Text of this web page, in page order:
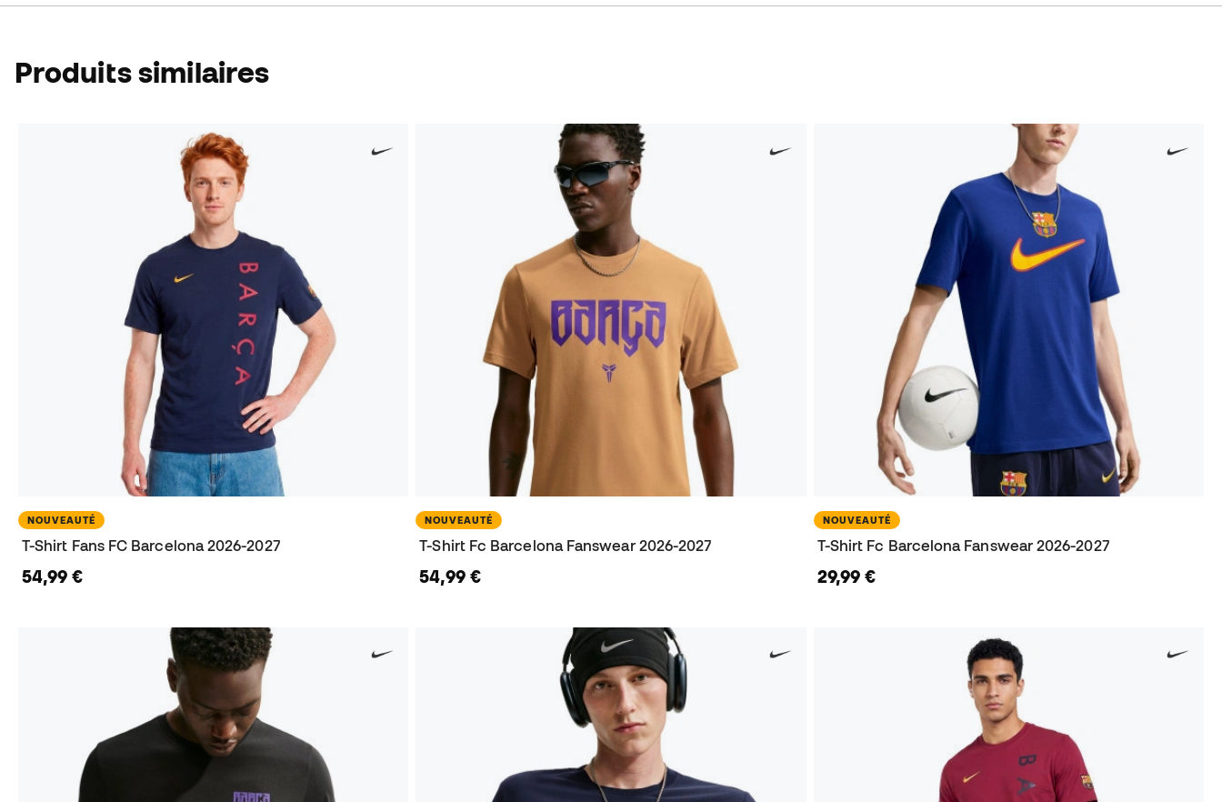
Produits similaires
NOUVEAUTÉ
T-Shirt Fans FC Barcelona 2026-2027
54,99 €
NOUVEAUTÉ
T-Shirt Fc Barcelona Fanswear 2026-2027
54,99 €
NOUVEAUTÉ
T-Shirt Fc Barcelona Fanswear 2026-2027
29,99 €